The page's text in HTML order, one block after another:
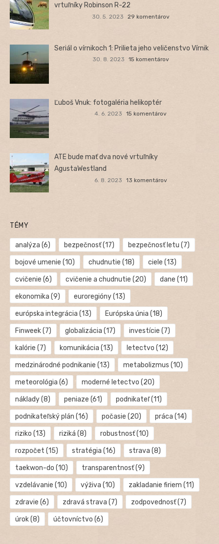
vrtuľníky Robinson R-22
30. 5. 2023 29 komentárov
Seriál o vírnikoch 1: Prilieta jeho veličenstvo Vírnik
30. 8. 2023 15 komentárov
Ľuboš Vnuk: fotogaléria helikoptér
4. 6. 2023 15 komentárov
ATE bude mať dva nové vrtuľníky
AgustaWestland
6. 8. 2023 13 komentárov
TÉMY
analýza (6) bezpečnosť(17) bezpečnosť letu (7)
bojové umenie (10) chudnutie (18) ciele (13)
cvičenie (6) cvičenie a chudnutie (20) dane (11)
ekonomika (9) euroregióny(13)
európska integrácia (13) Európska únia (18)
Finweek(7) globalizácia (17) investície (7)
kalórie (7) komunikácia (13) letectvo (12)
medzinárodné podnikanie (13) metabolizmus (10)
meteorológia (6) moderné letectvo (20)
náklady(8) peniaze (61) podnikateľ(11)
podnikateľský plán (16) počasie (20) práca (14)
riziko (13) riziká (8) robustnosť(10)
rozpočet (15) stratégia (16) strava (8)
taekwon-do (10) transparentnosť(9)
vzdelávanie (10) výživa (10) zakladanie firiem (11)
zdravie (6) zdravá strava (7) zodpovednosť(7)
úrok(8) účtovníctvo (6)